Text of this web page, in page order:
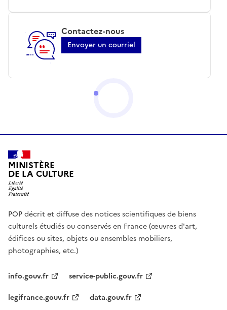
Contactez-nous
Envoyer un courriel
MINISTÈRE
DE LA CULTURE
POP décrit et diffuse des notices scientifiques de biens
culturels étudiés ou conservés en France (œuvres d'art,
édifices ou sites, objets ou ensembles mobiliers,
photographies, etc.)
info.gouv.fr
service-public.gouv.fr
legifrance.gouv.fr
data.gouv.fr